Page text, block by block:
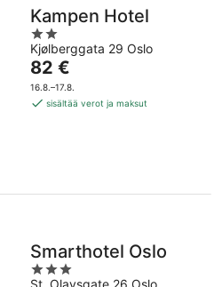
Kampen Hotel
2
out
of
5
Kjølberggata 29 Oslo
Hinta
on
82 €
82 €
16.8.–17.8.
sisältää verot ja maksut
Smarthotel Oslo
3
St. Olavsgate 26 Oslo